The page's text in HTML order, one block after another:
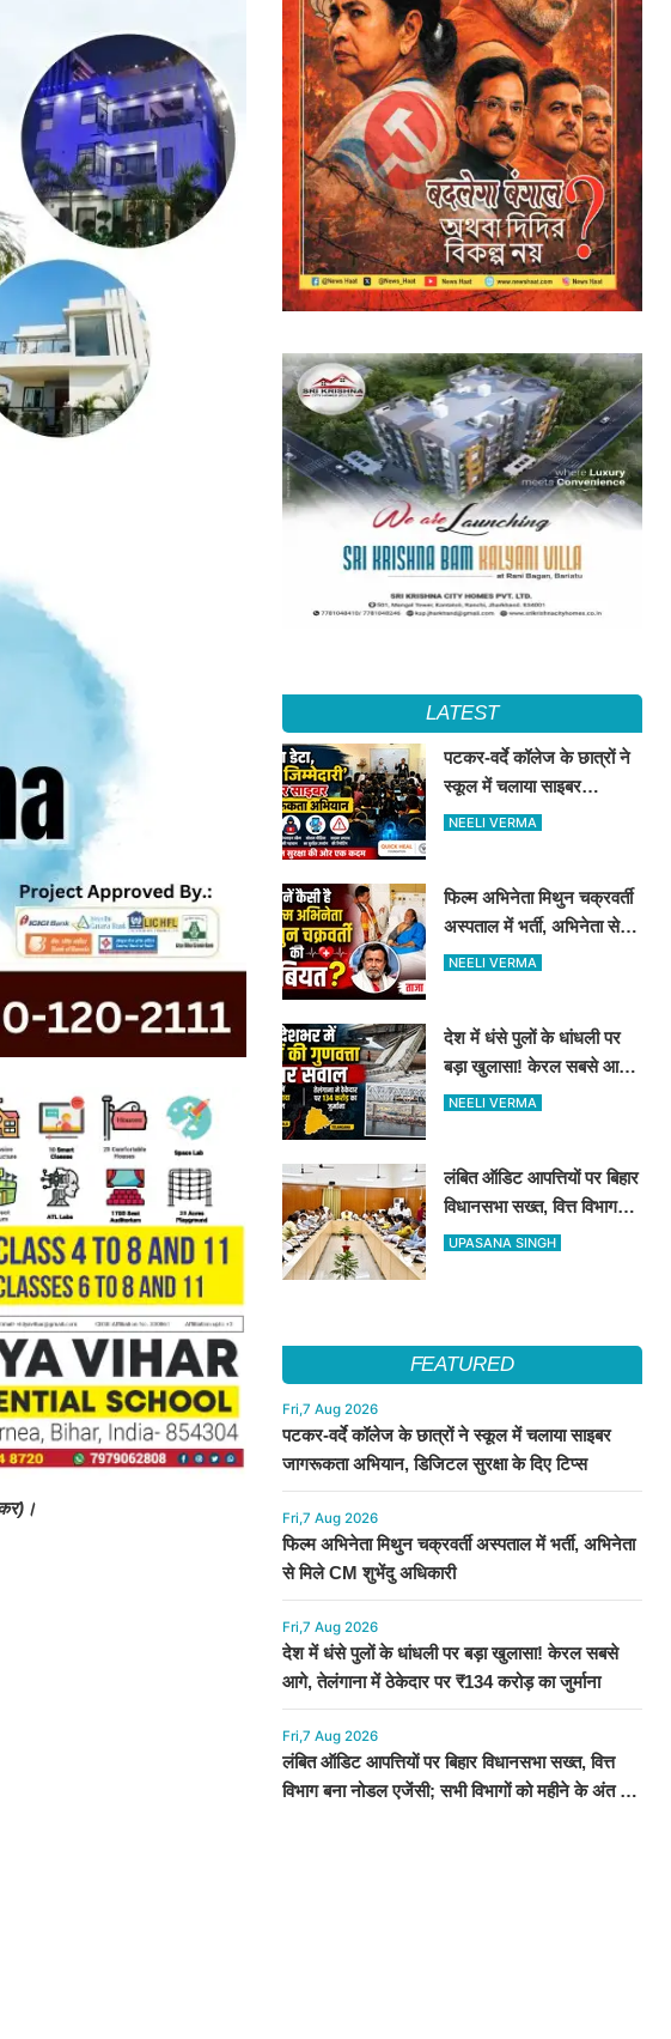
LATEST
पटकर-वर्दे कॉलेज के छात्रों ने
स्कूल में चलाया साइबर
जागरूकता अभियान, डिजिटल
NEELI VERMA
फिल्म अभिनेता मिथुन चक्रवर्ती
अस्पताल में भर्ती, अभिनेता से
मिले CM शुभेंदु अधिकारी
NEELI VERMA
देश में धंसे पुलों के धांधली पर
बड़ा खुलासा! केरल सबसे आगे,
तेलंगाना में ठेकेदार पर ₹134
NEELI VERMA
लंबित ऑडिट आपत्तियों पर बिहार
विधानसभा सख्त, वित्त विभाग
बना नोडल एजेंसी; सभी विभागों
UPASANA SINGH
FEATURED
Fri,7 Aug 2026
पटकर-वर्दे कॉलेज के छात्रों ने स्कूल में चलाया साइबर
जागरूकता अभियान, डिजिटल सुरक्षा के दिए टिप्स
Fri,7 Aug 2026
फिल्म अभिनेता मिथुन चक्रवर्ती अस्पताल में भर्ती, अभिनेता
से मिले CM शुभेंदु अधिकारी
Fri,7 Aug 2026
देश में धंसे पुलों के धांधली पर बड़ा खुलासा! केरल सबसे
आगे, तेलंगाना में ठेकेदार पर ₹134 करोड़ का जुर्माना
Fri,7 Aug 2026
लंबित ऑडिट आपत्तियों पर बिहार विधानसभा सख्त, वित्त
विभाग बना नोडल एजेंसी; सभी विभागों को महीने के अंत तक